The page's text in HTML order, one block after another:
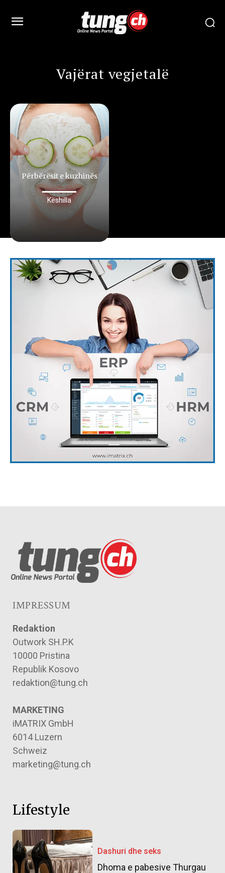
Vajërat vegjetalë
Përbërësit e kuzhinës
Këshilla
IMPRESSUM
Redaktion
Outwork SH.P.K
10000 Pristina
Republik Kosovo
redaktion@tung.ch
MARKETING
iMATRIX GmbH
6014 Luzern
Schweiz
marketing@tung.ch
Lifestyle
Dashuri dhe seks
Dhoma e pabesive Thurgau